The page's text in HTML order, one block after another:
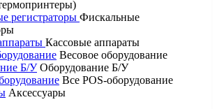
регистраторы Фискальные
Кассовые аппараты
Весовое оборудование
Б/У Оборудование Б/У
Все POS-оборудование
Аксессуары